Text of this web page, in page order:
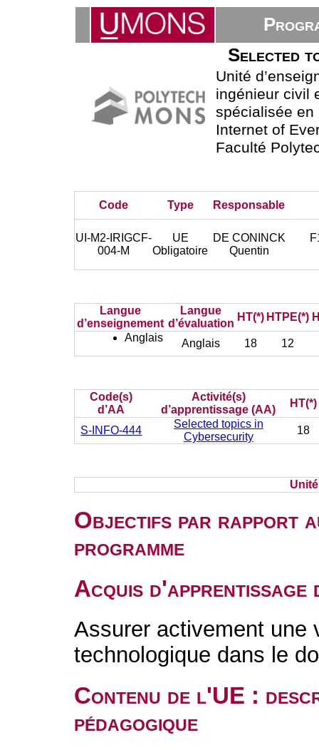
Selected
Unité
ingénieur civil
spécialisée en
Internet of
Faculté
Code Type Responsable
UI-M2-IRIGCF-
004-M
UE
Obligatoire
DE CONINCK
Quentin
Langue
d’enseignement
Langue
d’évaluation
HT(*) HTPE(*)
Anglais
Anglais 18 12
Code(s)
d’AA
Activité(s)
d’apprentissage (AA)
HT(*)
S-INFO-444
Selected topics in
Cybersecurity
18
Objectifs par rapport
programme
Acquis d'apprentissage
Assurer activement une
technologique dans le
Contenu de l'UE :
pédagogique